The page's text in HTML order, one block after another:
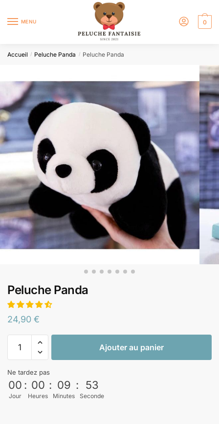
MENU 0
Accueil / Peluche Panda / Peluche Panda
Peluche Panda
24,90 €
Ajouter au panier
Ne tardez pas
00
Jour
: 00
Heures
: 09
Minutes
: 52
Seconde